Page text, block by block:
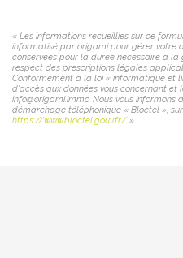
« Les informations recueillies sur ce
informatisé par origami pour gérer votre
conservées pour la durée nécessaire à
respect des prescriptions légales
Conformément à la loi « informatique et
d'accès aux données vous concernant
info@origami.immo. Nous vous
démarchage téléphonique « Bloctel »,
https://www.bloctel.gouv.fr/ »